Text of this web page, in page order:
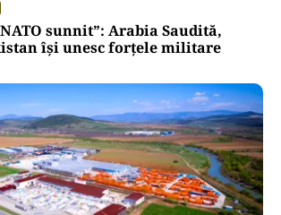
sunnit”: Arabia Saudită,
își unesc forțele militare